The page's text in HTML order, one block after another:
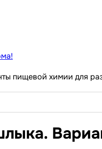
пищевой химии для